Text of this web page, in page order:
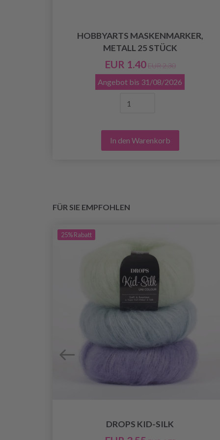
HOBBYARTS MASKENMARKER,
METALL 25 STÜCK
EUR 1.40EUR 2.30
Angebot bis 31/08/2026
In den Warenkorb
FÜR SIE EMPFOHLEN
25%Rabatt
DROPS KID-SILK